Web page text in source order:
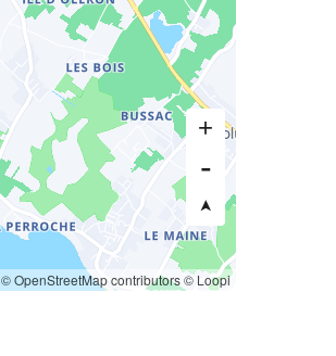
© OpenStreetMap contributors© Loopi